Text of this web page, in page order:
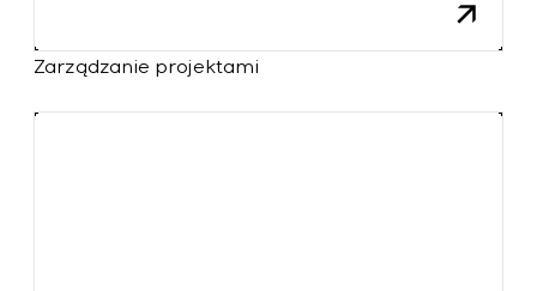
Zarządzanie projektami